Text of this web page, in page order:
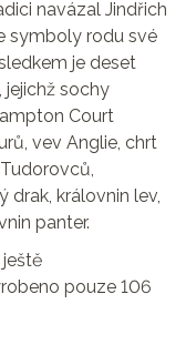
navázal Jindřich
symboly rodu své
je deset
sochy
Court
vev Anglie, chrt
drak, královnin lev,
panter.
ještě
pouze 106